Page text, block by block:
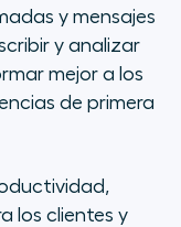
y mensajes
y analizar
mejor a los
de primera
los clientes y